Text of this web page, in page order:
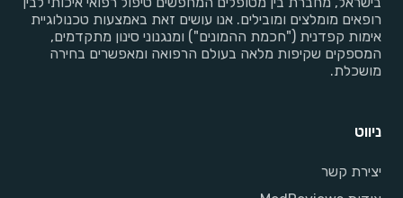
רופאים מומלצים ומובילים. אנו עושים זאת באמצעות טכנולוגיית
אימות קפדנית ("חכמת ההמונים") ומנגנוני סינון מתקדמים,
המספקים שקיפות מלאה בעולם הרפואה ומאפשרים בחירה
מושכלת.
ניווט
יצירת קשר